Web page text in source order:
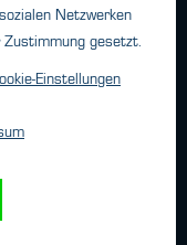
Netzwerken
gesetzt.
Einstellungen